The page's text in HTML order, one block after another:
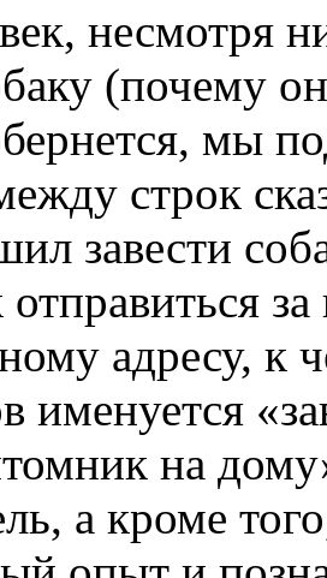
несмотря
(почему
мы
строк
завести
отправиться
адресу, к
именуется
на
а кроме